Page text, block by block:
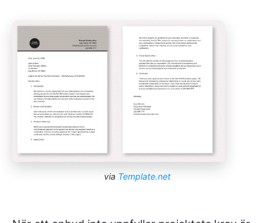
via Template.net